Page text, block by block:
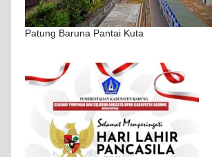
Patung Baruna Pantai Kuta